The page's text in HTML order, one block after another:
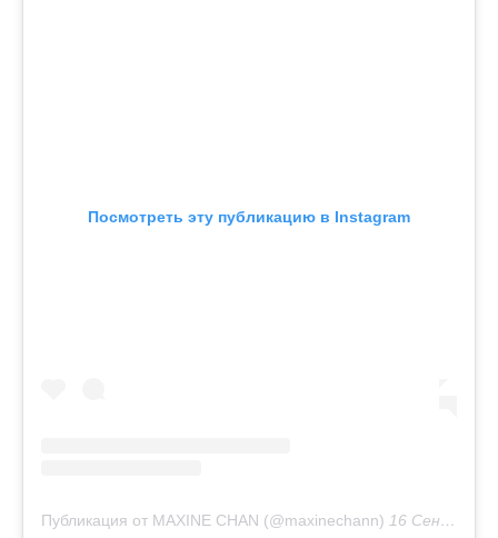
Посмотреть эту публикацию в Instagram
Публикация от MAXINE CHAN (@maxinechann) 16 Сен 2018 в 1:49 PDT